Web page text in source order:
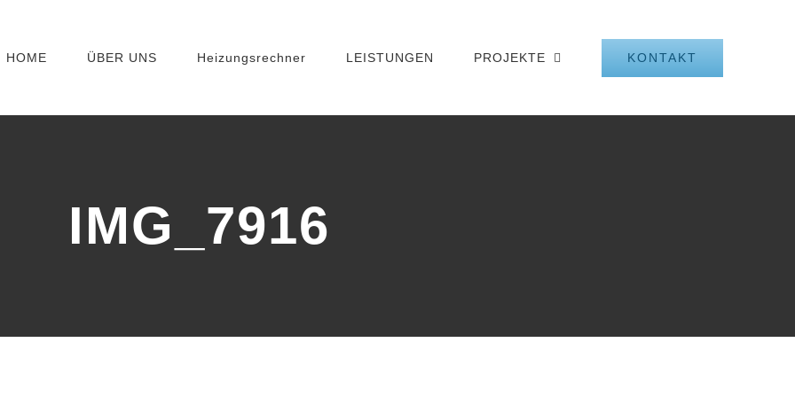
HOME ÜBER UNS Heizungsrechner LEISTUNGEN PROJEKTE KONTAKT
IMG_7916